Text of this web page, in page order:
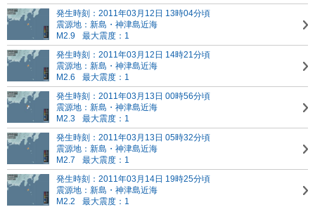
発生時刻：2011年03月12日 13時04分頃
震源地：新島・神津島近海
M2.9
最大震度：1
発生時刻：2011年03月12日 14時21分頃
震源地：新島・神津島近海
M2.6
最大震度：1
発生時刻：2011年03月13日 00時56分頃
震源地：新島・神津島近海
M2.3
最大震度：1
発生時刻：2011年03月13日 05時32分頃
震源地：新島・神津島近海
M2.7
最大震度：1
発生時刻：2011年03月14日 19時25分頃
震源地：新島・神津島近海
M2.2
最大震度：1